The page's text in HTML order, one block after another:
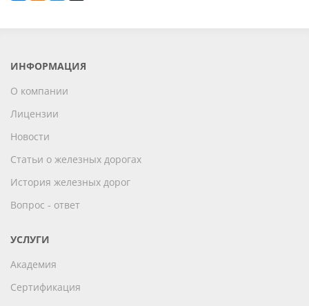
ИНФОРМАЦИЯ
О компании
Лицензии
Новости
Статьи о железных дорогах
История железных дорог
Вопрос - ответ
УСЛУГИ
Академия
Сертификация